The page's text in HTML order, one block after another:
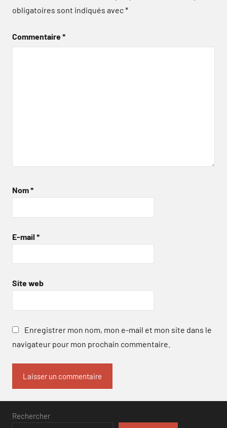
obligatoires sont indiqués avec*
Commentaire*
Nom*
E-mail *
Site web
Enregistrer mon nom, mon e-mail et mon site dans le
navigateur pour mon prochain commentaire.
Rechercher